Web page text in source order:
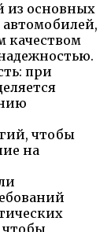
из основных
автомобилей,
качеством
при
чтобы
на